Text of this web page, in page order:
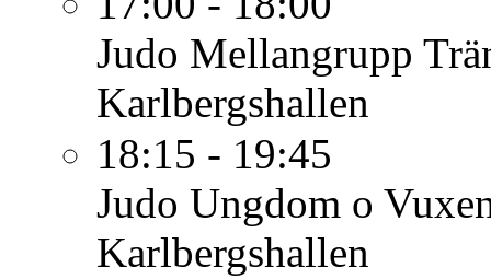
Judo Mellangrupp
Karlbergshallen
18:15 - 19:45
Judo Ungdom o
Karlbergshallen